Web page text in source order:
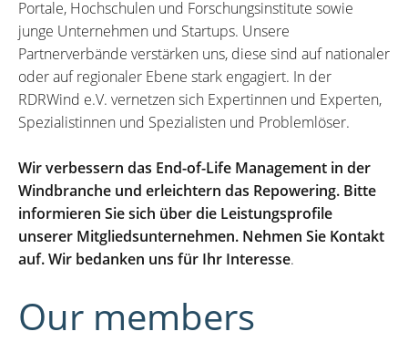
Portale, Hochschulen und Forschungsinstitute sowie
junge Unternehmen und Startups. Unsere
Partnerverbände verstärken uns, diese sind auf nationaler
oder auf regionaler Ebene stark engagiert. In der
RDRWind e.V. vernetzen sich Expertinnen und Experten,
Spezialistinnen und Spezialisten und Problemlöser.
Wir verbessern das End-of-Life Management in der
Windbranche und erleichtern das Repowering. Bitte
informieren Sie sich über die Leistungsprofile
unserer Mitgliedsunternehmen. Nehmen Sie Kontakt
auf. Wir bedanken uns für Ihr Interesse.
Our members